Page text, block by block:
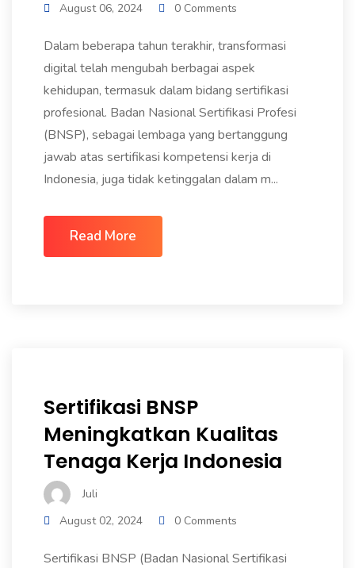
August 06, 2024
0 Comments
Dalam beberapa tahun terakhir, transformasi
digital telah mengubah berbagai aspek
kehidupan, termasuk dalam bidang sertifikasi
profesional. Badan Nasional Sertifikasi Profesi
(BNSP), sebagai lembaga yang bertanggung
jawab atas sertifikasi kompetensi kerja di
Indonesia, juga tidak ketinggalan dalam m...
Read More
Sertifikasi BNSP
Meningkatkan Kualitas
Tenaga Kerja Indonesia
Juli
August 02, 2024
0 Comments
Sertifikasi BNSP (Badan Nasional Sertifikasi